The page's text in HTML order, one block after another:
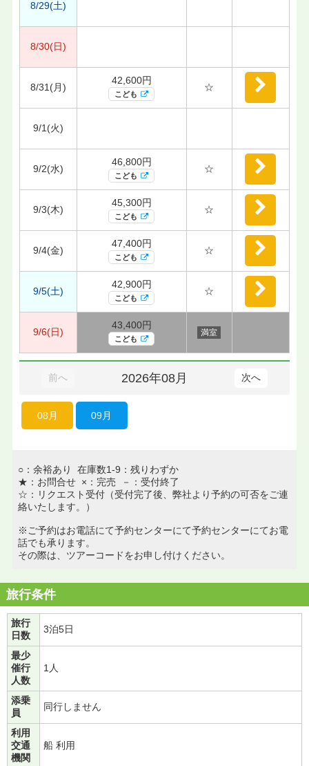
8/29(土)
8/30(日)
8/31(月)
42,600円
こども
☆
9/1(火)
9/2(水)
46,800円
こども
☆
9/3(木)
45,300円
こども
☆
9/4(金)
47,400円
こども
☆
9/5(土)
42,900円
こども
☆
9/6(日)
43,400円
こども
満室
前へ 2026年08月 次へ
08月 09月
○：余裕あり 在庫数1-9：残りわずか
★：お問合せ ×：完売 －：受付終了
☆：リクエスト受付（受付完了後、弊社より予約の可否をご連
絡いたします。）
※ご予約はお電話にて予約センターにて予約センターにてお電
話でも承ります。
その際は、ツアーコードをお申し付けください。
旅行条件
旅行
日数
3泊5日
最少
催行
人数
1人
添乗
員
同行しません
利用
交通
機関
船 利用